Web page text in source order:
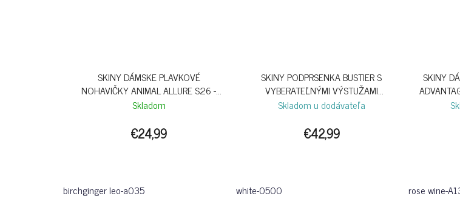
SKINY DÁMSKE PLAVKOVÉ
NOHAVIČKY ANIMAL ALLURE S26 -
BIRCHGINGER LEO
Skladom
€24,99
birchginger leo-a035
SKINY PODPRSENKA BUSTIER S
VYBERATEĽNÝMI VÝSTUŽAMI
SENSATION B26 - WHITE
Skladom u dodávateľa
€42,99
white-0500
SKINY
rose wine-